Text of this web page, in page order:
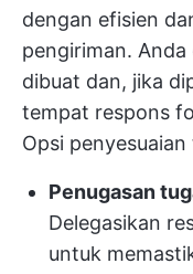
dengan efisien
pengiriman.
dibuat dan, jika
tempat respons
Opsi
Penugasan
Delegasikan
untuk